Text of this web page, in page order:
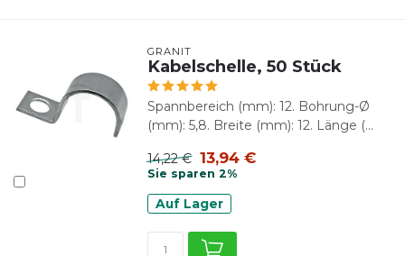
GRANIT
Kabelschelle, 50 Stück
Spannbereich (mm): 12. Bohrung-Ø
(mm): 5,8. Breite (mm): 12. Länge (...
14,22 € 13,94 €
Sie sparen 2%
Auf Lager